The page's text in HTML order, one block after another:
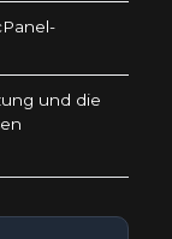
und die